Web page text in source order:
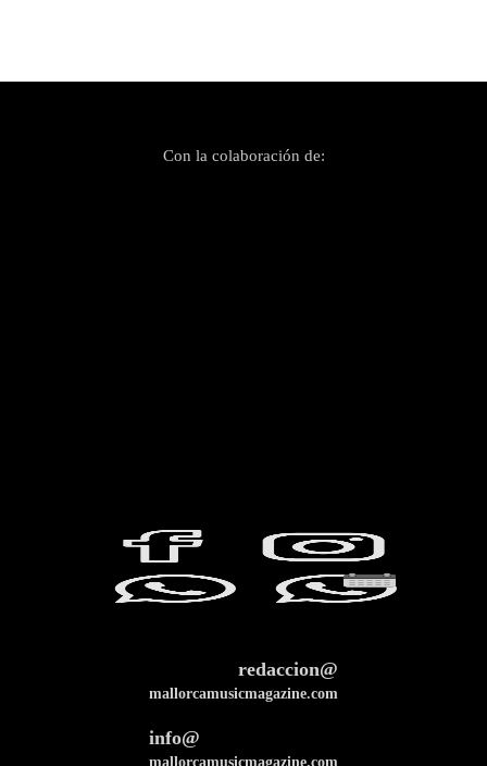
Con la colaboración de:
redaccion@
mallorcamusicmagazine.com
info@
mallorcamusicmagazine.com